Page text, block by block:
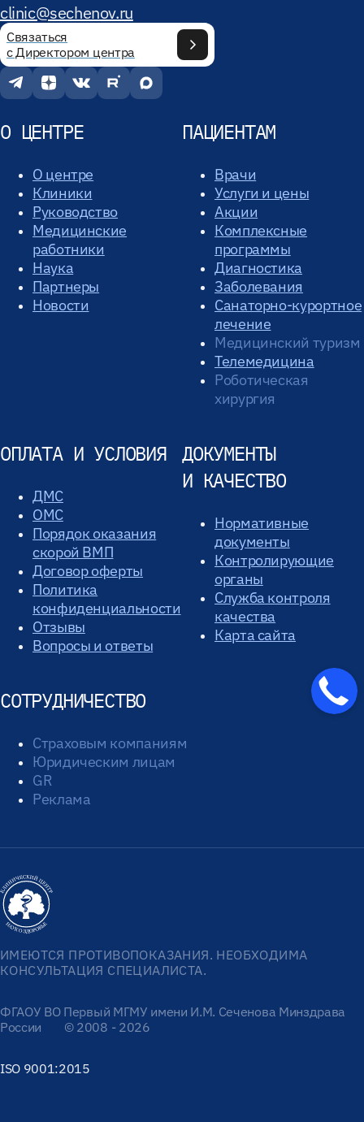
clinic@sechenov.ru
Связаться
с Директором центра
О ЦЕНТРЕ
О центре
Клиники
Руководство
Медицинские
работники
Наука
Партнеры
Новости
ПАЦИЕНТАМ
Врачи
Услуги и цены
Акции
Комплексные
программы
Диагностика
Заболевания
Санаторно-курортное
лечение
Медицинский туризм
Телемедицина
Роботическая
хирургия
ОПЛАТА И УСЛОВИЯ
ДМС
ОМС
Порядок оказания
скорой ВМП
Договор оферты
Политика
конфиденциальности
Отзывы
Вопросы и ответы
ДОКУМЕНТЫ
И КАЧЕСТВО
Нормативные
документы
Контролирующие
органы
Служба контроля
качества
Карта сайта
СОТРУДНИЧЕСТВО
Страховым компаниям
Юридическим лицам
GR
Реклама
ИМЕЮТСЯ ПРОТИВОПОКАЗАНИЯ. НЕОБХОДИМА
КОНСУЛЬТАЦИЯ СПЕЦИАЛИСТА.
ФГАОУ ВО Первый МГМУ имени И.М. Сеченова Минздрава
России
© 2008 - 2026
ISO 9001:2015